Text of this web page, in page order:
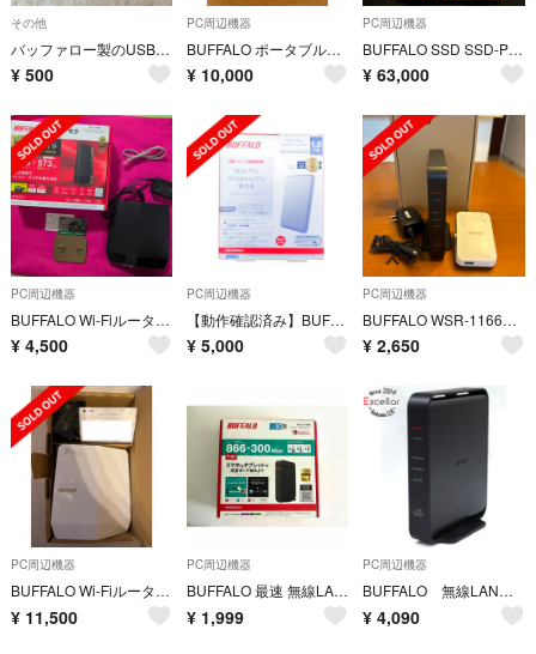
その他
バッファロー製のUSB無線LANアダプター（型番：WLI-UC-GN）
¥ 500
PC周辺機器
BUFFALO ポータブルHDD HD-PCFS2.0U3-BBA
¥ 10,000
PC周辺機器
BUFFALO SSD SSD-PE1.0U4-SA
¥ 63,000
PC周辺機器
BUFFALO Wi-Fiルーター WSR-5400AX6S-MB WSR-5400AX6S
¥ 4,500
PC周辺機器
【動作確認済み】BUFFALO バッファロー ポータブルHDD HD-PUS1.0U3-SVD HDD 1TB USB3.1
¥ 5,000
PC周辺機器
BUFFALO WSR-1166DHPL2 & 中継機セット
¥ 2,650
PC周辺機器
BUFFALO Wi-Fiルーター WSR6500BE6P-WH
¥ 11,500
PC周辺機器
BUFFALO 最速 無線LANルーター WHR-1166DHP2 バッファロー
¥ 1,999
PC周辺機器
BUFFALO 無線LANルータ AirStation WSR-1166DHPL2/N ブラック 元箱あり
¥ 4,090